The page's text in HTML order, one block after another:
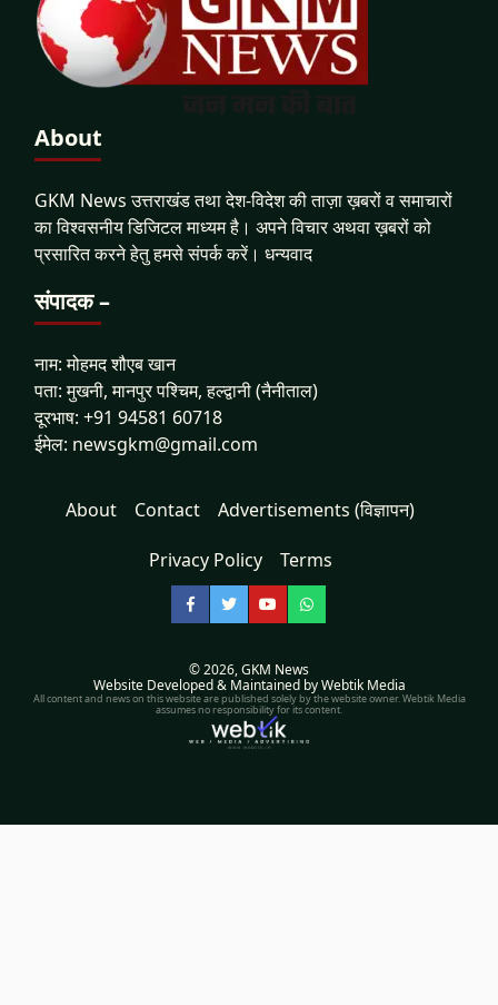
About
GKM News उत्तराखंड तथा देश-विदेश की ताज़ा ख़बरों व समाचारों
का विश्वसनीय डिजिटल माध्यम है। अपने विचार अथवा ख़बरों को
प्रसारित करने हेतु हमसे संपर्क करें। धन्यवाद
संपादक –
नाम: मोहमद शौएब खान
पता: मुखनी, मानपुर पश्चिम, हल्द्वानी (नैनीताल)
दूरभाष: +91 94581 60718
ईमेल: newsgkm@gmail.com
About Contact Advertisements (विज्ञापन)
Privacy Policy Terms
Facebook
TwitterYouTubeWhatsApp
© 2026,GKM News
Website Developed & Maintained by Webtik Media
All content and news on this website are published solely by the website owner. Webtik Media
assumes no responsibility for its content.